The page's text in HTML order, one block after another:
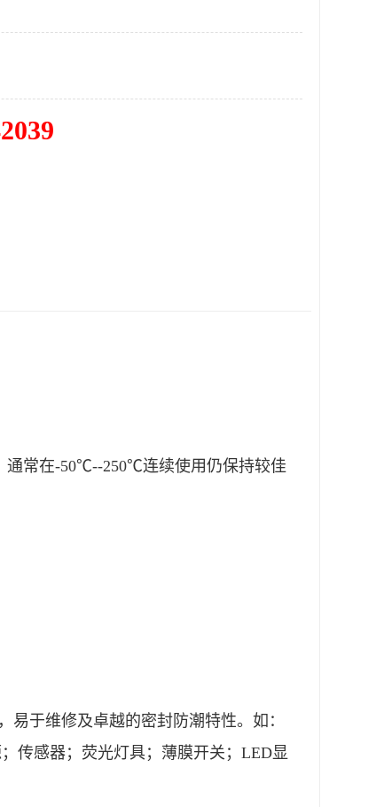
通常在-50℃--250℃连续使用仍保持较佳
于维修及卓越的密封防潮特性。如：
传感器；荧光灯具；薄膜开关；LED显